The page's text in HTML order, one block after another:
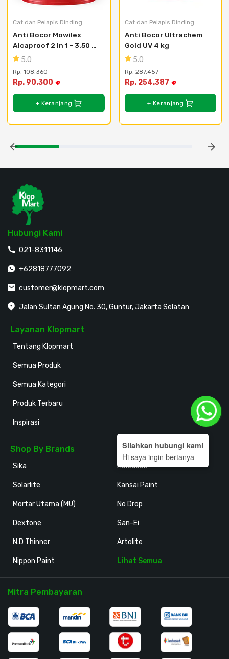
Cat dan Pelapis Dinding
Anti Bocor Mowilex
Alcaproof 2 in 1 - 3.50
Kg 5.0
Rp. 108.360
Rp. 90.300
+ Keranjang
Cat dan Pelapis Dinding
Anti Bocor Ultrachem
Gold UV 4 kg
5.0
Rp. 287.457
Rp. 254.387
+ Keranjang
Hubungi Kami
021-8311146
+62818777092
customer@klopmart.com
Jalan Sultan Agung No. 30, Guntur, Jakarta Selatan
Layanan Klopmart
Tentang Klopmart
Semua Produk
Semua Kategori
Produk Terbaru
Inspirasi
Shop By Brands
Sika
Solarlite
Mortar Utama (MU)
Dextone
N.D Thinner
Nippon Paint
Holodeck
Kansai Paint
No Drop
San-Ei
Artolite
Lihat Semua
Mitra Pembayaran
Silahkan hubungi kami
Hi saya ingin bertanya